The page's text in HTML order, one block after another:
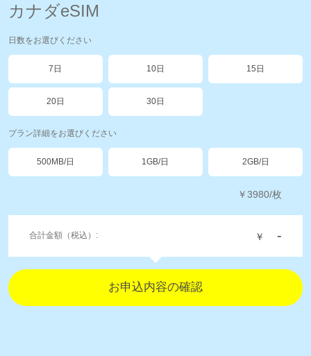
カナダeSIM
日数をお選びください
7日 10日 15日
20日 30日
プラン詳細をお選びください
500MB/日 1GB/日 2GB/日
￥3980/枚
合計金額（税込）: ￥ -